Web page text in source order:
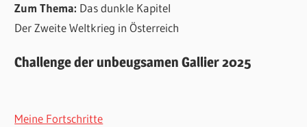
Zum Thema: Das dunkle Kapitel
Der Zweite Weltkrieg in Österreich
Challenge der unbeugsamen Gallier 2025
Meine Fortschritte